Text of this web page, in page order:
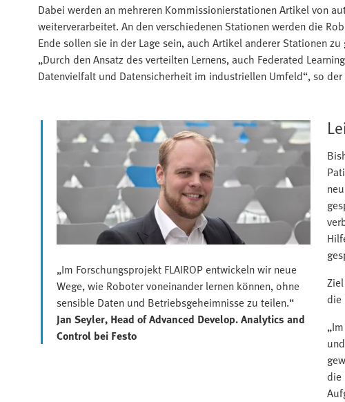
Dabei werden an mehreren Kommissionierstationen Artikel von
weiterverarbeitet. An den verschiedenen Stationen werden die
Ende sollen sie in der Lage sein, auch Artikel anderer Stationen
„Durch den Ansatz des verteilten Lernens, auch Federated
Datenvielfalt und Datensicherheit im industriellen Umfeld“, so der
die
die
„Im Forschungsprojekt FLAIROP entwickeln wir neue
Wege, wie Roboter voneinander lernen können, ohne
sensible Daten und Betriebsgeheimnisse zu teilen.“
Jan Seyler, Head of Advanced Develop. Analytics and
Control bei Festo